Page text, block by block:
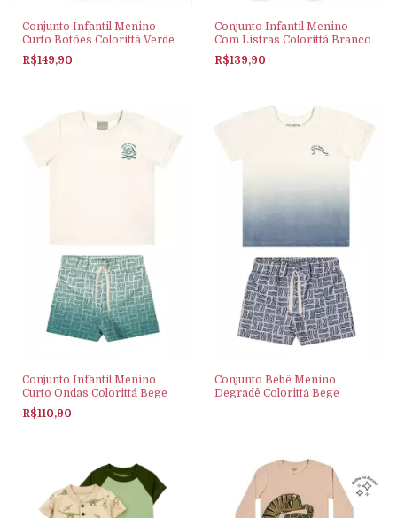
Conjunto Infantil Menino
Curto Botões Colorittá Verde
R$149,90
Conjunto Infantil Menino
Com Listras Colorittá Branco
R$139,90
Conjunto Infantil Menino
Curto Ondas Colorittá Bege
R$110,90
Conjunto Bebê Menino
Degradê Colorittá Bege